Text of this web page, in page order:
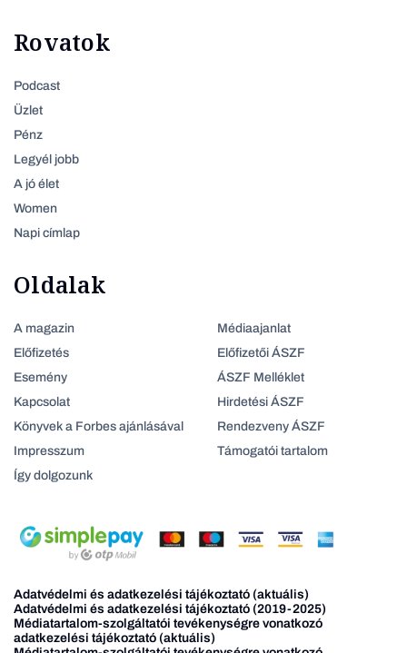
Rovatok
Podcast
Üzlet
Pénz
Legyél jobb
A jó élet
Women
Napi címlap
Oldalak
A magazin
Előfizetés
Esemény
Kapcsolat
Könyvek a Forbes ajánlásával
Impresszum
Így dolgozunk
Médiaajanlat
Előfizetői ÁSZF
ÁSZF Melléklet
Hirdetési ÁSZF
Rendezveny ÁSZF
Támogatói tartalom
Adatvédelmi és adatkezelési tájékoztató (aktuális)
Adatvédelmi és adatkezelési tájékoztató (2019-2025)
Médiatartalom-szolgáltatói tevékenységre vonatkozó
adatkezelési tájékoztató (aktuális)